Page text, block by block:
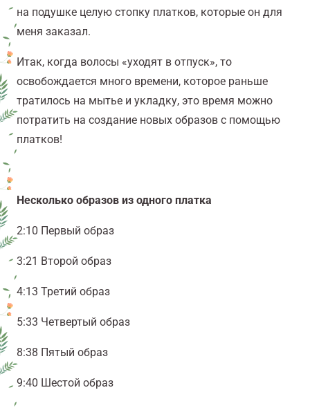
на подушке целую стопку платков, которые он для
меня заказал.
Итак, когда волосы «уходят в отпуск», то
освобождается много времени, которое раньше
тратилось на мытье и укладку, это время можно
потратить на создание новых образов с помощью
платков!
Несколько образов из одного платка
2:10 Первый образ
3:21 Второй образ
4:13 Третий образ
5:33 Четвертый образ
8:38 Пятый образ
9:40 Шестой образ